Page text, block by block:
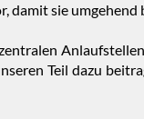
damit sie
Teil dazu